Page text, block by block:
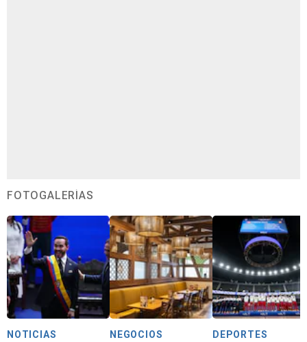
FOTOGALERÍAS
NOTICIAS NEGOCIOS DEPORTES